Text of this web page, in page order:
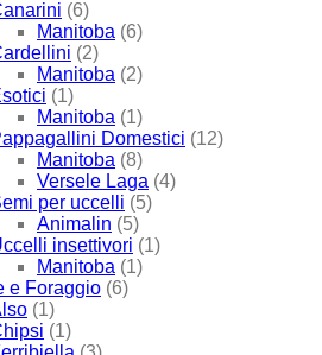
(6)
Manitoba (6)
(2)
Manitoba (2)
(1)
Manitoba (1)
Domestici (12)
Manitoba (8)
Versele Laga (4)
per uccelli (5)
Animalin (5)
insettivori (1)
Manitoba (1)
e Foraggio (6)
(1)
(1)